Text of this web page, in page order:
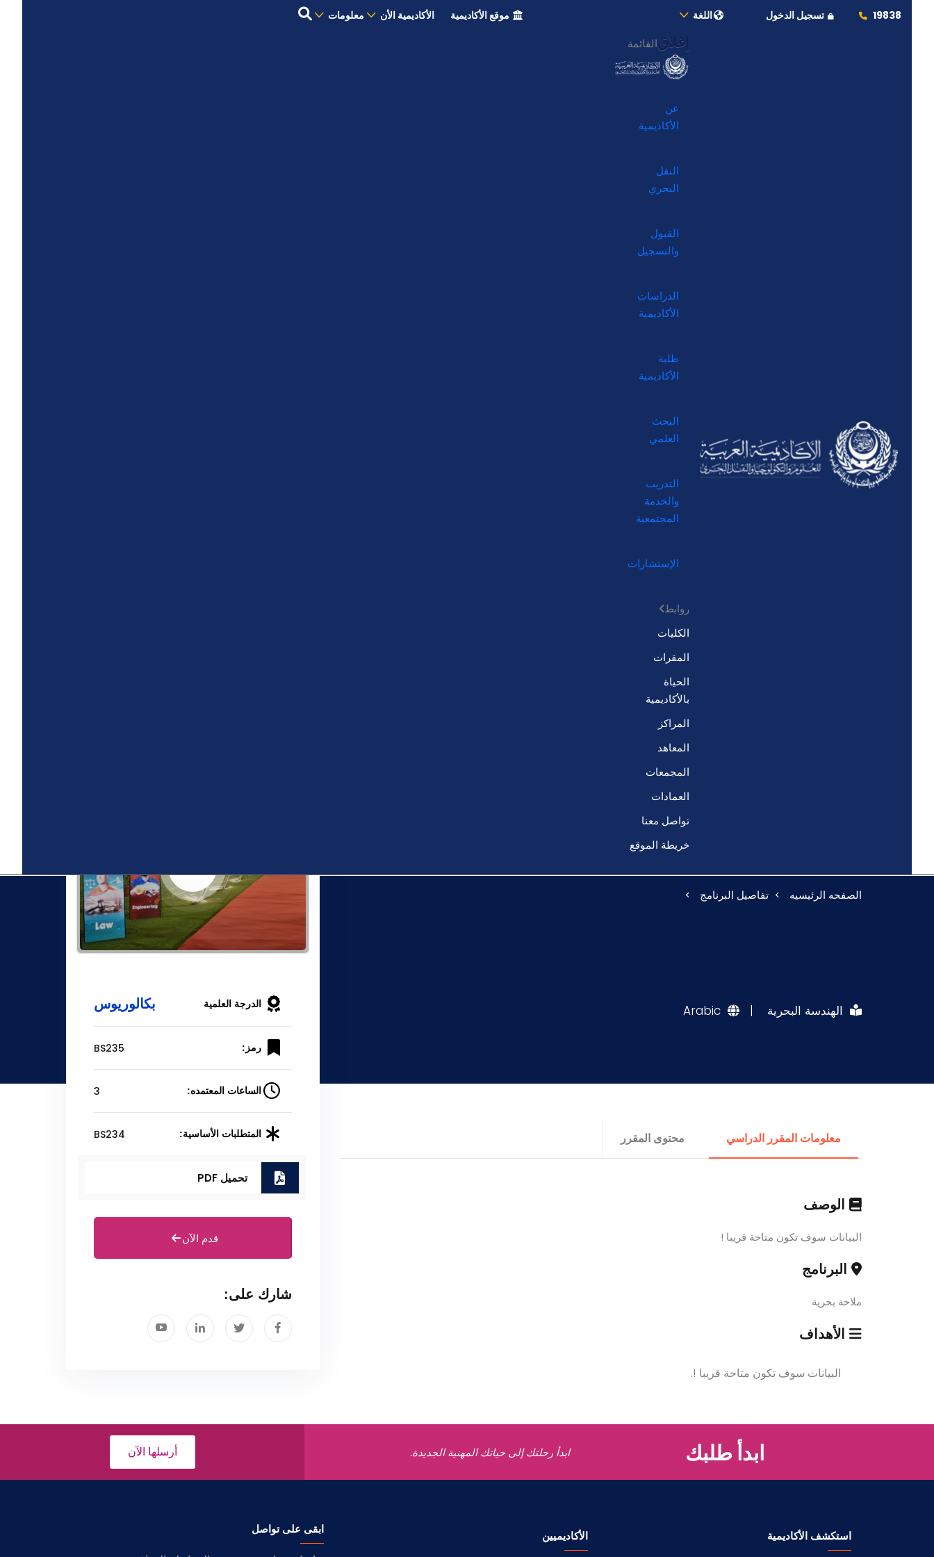
19838 تسجيل الدخول اللغة موقع الأكاديمية الأكاديمية الأن معلومات
إغلاق القائمة
عن
الأكاديمية
النقل
البحري
القبول
والتسجيل
الدراسات
الأكاديمية
طلبة
الأكاديمية
البحث
العلمي
التدريب
والخدمة
المجتمعية
الإستشارات
روابط
الكليات
المقرات
الحياة
بالأكاديمية
المراكز
المعاهد
المجمعات
العمادات
تواصل معنا
خريطة الموقع
الصفحه الرئيسيه تفاصيل البرنامج
الهندسة البحرية |
Arabic
معلومات المقرر الدراسي محتوى المقرر
الوصف
البيانات سوف تكون متاحة قريبا !
البرنامج
ملاحة بحرية
الأهداف
البيانات سوف تكون متاحة قريبا !.
الدرجة العلمية بكالوريوس
رمز: BS235
الساعات المعتمده: 3
المتطلبات الأساسية: BS234
تحميل PDF
قدم الآن
شارك على:
ابدأ طلبك ابدأ رحلتك إلى حياتك المهنية الجديدة. أرسلها الآن
استكشف الأكاديمية الأكاديميين
ابقى على تواصل